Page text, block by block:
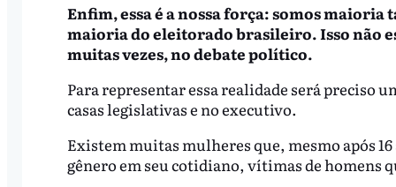
Enfim, essa é a nossa força: somos
maioria do eleitorado brasileiro. Isso não
muitas vezes, no debate político.
Para representar essa realidade será preciso
casas legislativas e no executivo.
Existem muitas mulheres que, mesmo após
gênero em seu cotidiano, vítimas de homens